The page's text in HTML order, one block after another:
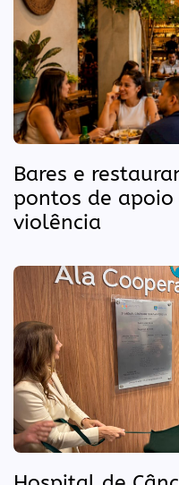
Bares e
pontos de
violência